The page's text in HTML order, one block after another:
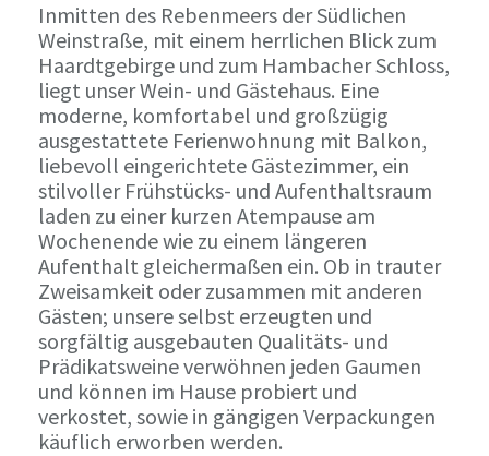
Inmitten des Rebenmeers der Südlichen
Weinstraße, mit einem herrlichen Blick zum
Haardtgebirge und zum Hambacher Schloss,
liegt unser Wein- und Gästehaus. Eine
moderne, komfortabel und großzügig
ausgestattete Ferienwohnung mit Balkon,
liebevoll eingerichtete Gästezimmer, ein
stilvoller Frühstücks- und Aufenthaltsraum
laden zu einer kurzen Atempause am
Wochenende wie zu einem längeren
Aufenthalt gleichermaßen ein. Ob in trauter
Zweisamkeit oder zusammen mit anderen
Gästen; unsere selbst erzeugten und
sorgfältig ausgebauten Qualitäts- und
Prädikatsweine verwöhnen jeden Gaumen
und können im Hause probiert und
verkostet, sowie in gängigen Verpackungen
käuflich erworben werden.